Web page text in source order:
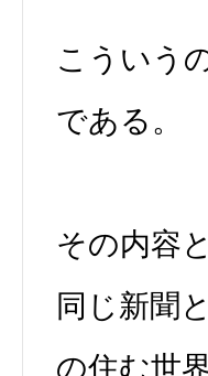
こういう
である。
その内容
同じ新聞
の住む世